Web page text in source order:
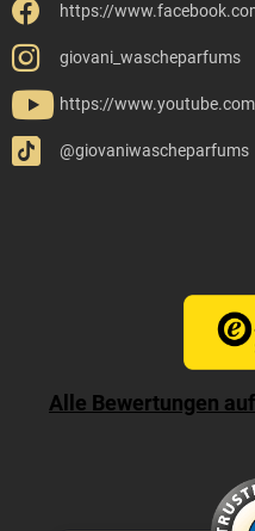
https://
giovani_wascheparfums
https://
@giovaniwascheparfums
Alle Bewertungen